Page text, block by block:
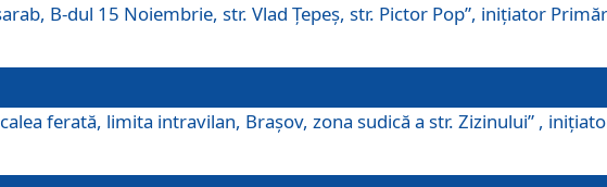
B-dul 15 Noiembrie, str. Vlad Ţepeş, str. Pictor Pop”, iniţiator
ferată, limita intravilan, Braşov, zona sudică a str. Zizinului” ,